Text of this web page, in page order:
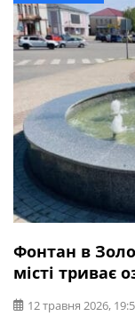
керуванням та
Фонтан в
місті триває
12 травня 2026,